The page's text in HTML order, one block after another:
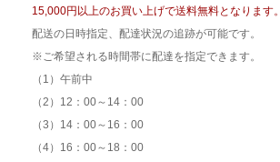
15,000円以上のお買い上げで送料無料となります。
配送の日時指定、配達状況の追跡が可能です。
※ご希望される時間帯に配達を指定できます。
（1）午前中
（2）12：00～14：00
（3）14：00～16：00
（4）16：00～18：00